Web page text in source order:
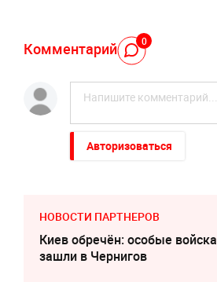
Комментарий 0
Авторизоваться
НОВОСТИ ПАРТНЕРОВ
Киев обречён: особые войска
зашли в Чернигов